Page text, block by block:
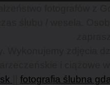
fotografia ślubna